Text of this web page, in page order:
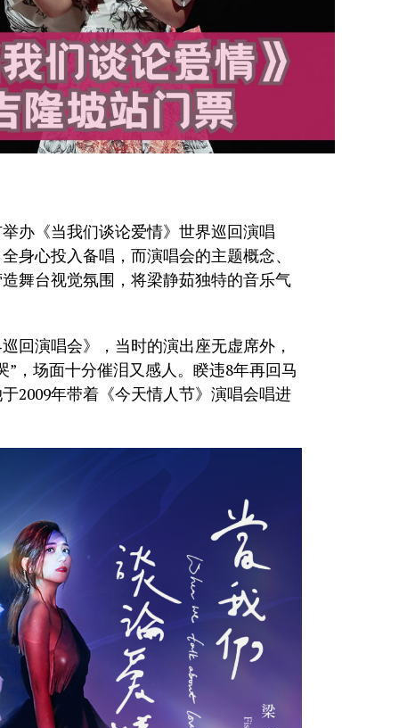
办《当我们谈论爱情》世界巡回演唱
身心投入备唱，而演唱会的主题概念、
舞台视觉氛围，将梁静茹独特的音乐气
回演唱会》，当时的演出座无虚席外，
，场面十分催泪又感人。睽违8年再回马
2009年带着《今天情人节》演唱会唱进